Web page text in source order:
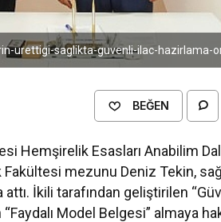
urettigi-saglikta-guvenli-ilac-hazirlama-
BEĞEN
Hemşirelik Esasları Anabilim
mezunu Deniz Tekin,
İkili tarafından geliştirilen
Model Belgesi” almaya